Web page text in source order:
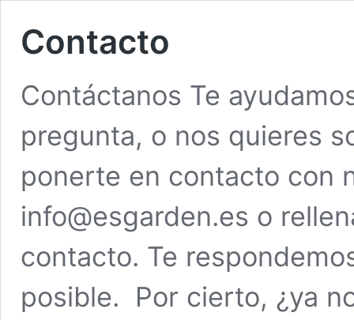
Contacto
Contáctanos Te
pregunta, o nos quieres
ponerte en contacto con
info@esgarden.es o
contacto. Te
posible. Por cierto, ¿ya